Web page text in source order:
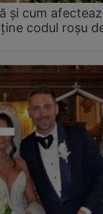
și cum
codul roșu